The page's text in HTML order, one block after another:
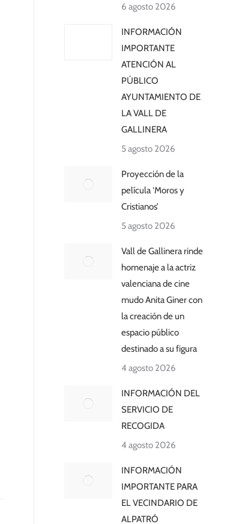
6 agosto 2026
INFORMACIÓN
IMPORTANTE
ATENCIÓN AL
PÚBLICO
AYUNTAMIENTO DE
LA VALL DE
GALLINERA
5 agosto 2026
Proyección de la
película ‘Moros y
Cristianos’
5 agosto 2026
Vall de Gallinera rinde
homenaje a la actriz
valenciana de cine
mudo Anita Giner con
la creación de un
espacio público
destinado a su figura
4 agosto 2026
INFORMACIÓN DEL
SERVICIO DE
RECOGIDA
4 agosto 2026
INFORMACIÓN
IMPORTANTE PARA
EL VECINDARIO DE
ALPATRÓ